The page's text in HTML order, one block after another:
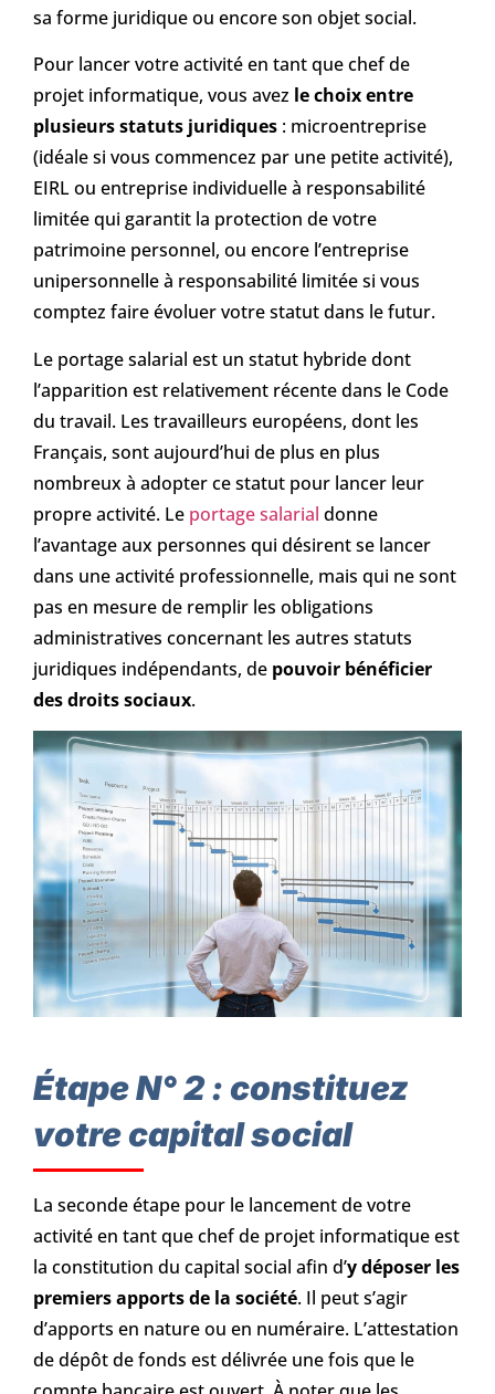
sa forme juridique ou encore son objet social.
Pour lancer votre activité en tant que chef de
projet informatique, vous avez le choix entre
plusieurs statuts juridiques : microentreprise
(idéale si vous commencez par une petite activité),
EIRL ou entreprise individuelle à responsabilité
limitée qui garantit la protection de votre
patrimoine personnel, ou encore l’entreprise
unipersonnelle à responsabilité limitée si vous
comptez faire évoluer votre statut dans le futur.
Le portage salarial est un statut hybride dont
l’apparition est relativement récente dans le Code
du travail. Les travailleurs européens, dont les
Français, sont aujourd’hui de plus en plus
nombreux à adopter ce statut pour lancer leur
propre activité. Le portage salarial donne
l’avantage aux personnes qui désirent se lancer
dans une activité professionnelle, mais qui ne sont
pas en mesure de remplir les obligations
administratives concernant les autres statuts
juridiques indépendants, de pouvoir bénéficier
des droits sociaux.
Étape N° 2 : constituez
votre capital social
La seconde étape pour le lancement de votre
activité en tant que chef de projet informatique est
la constitution du capital social afin d’y déposer les
premiers apports de la société. Il peut s’agir
d’apports en nature ou en numéraire. L’attestation
de dépôt de fonds est délivrée une fois que le